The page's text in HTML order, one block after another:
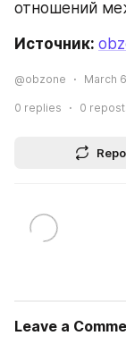
отношений
Источник:
@obzone March
0 replies 0
Leave a